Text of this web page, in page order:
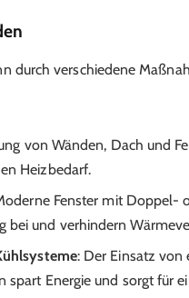
durch verschiedene
von Wänden, Dach und
Heizbedarf.
Fenster mit Doppel-
bei und verhindern
: Der Einsatz von
spart Energie und sorgt für